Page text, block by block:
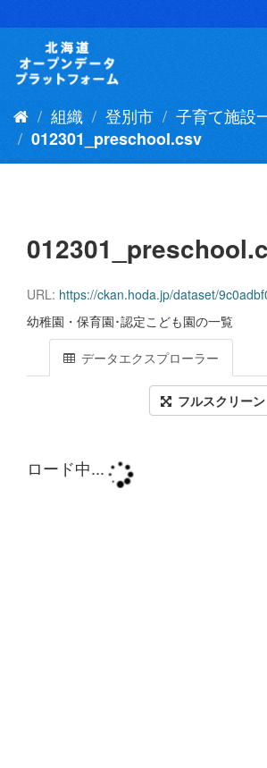
キ
組織 登別市
子育て施設
012301_preschool.csv
URL: https://ckan.hoda.jp/dataset/9c0adbf0-c70a-4bfb-8913-e28a376c7785/resource/7b5902be-548d-4893-8aeb-
幼稚園・保育園･認定こども園の一覧
データエクスプローラー
フルスクリーン